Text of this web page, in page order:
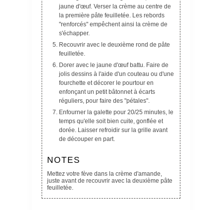
jaune d'œuf. Verser la crème au centre de
la première pâte feuilletée. Les rebords
"renforcés" empêchent ainsi la crème de
s'échapper.
Recouvrir avec le deuxième rond de pâte
feuilletée.
Dorer avec le jaune d'œuf battu. Faire de
jolis dessins à l'aide d'un couteau ou d'une
fourchette et décorer le pourtour en
enfonçant un petit bâtonnet à écarts
réguliers, pour faire des "pétales".
Enfourner la galette pour 20/25 minutes, le
temps qu'elle soit bien cuite, gonflée et
dorée. Laisser refroidir sur la grille avant
de découper en part.
NOTES
Mettez votre fève dans la crème d'amande,
juste avant de recouvrir avec la deuxième pâte
feuilletée.